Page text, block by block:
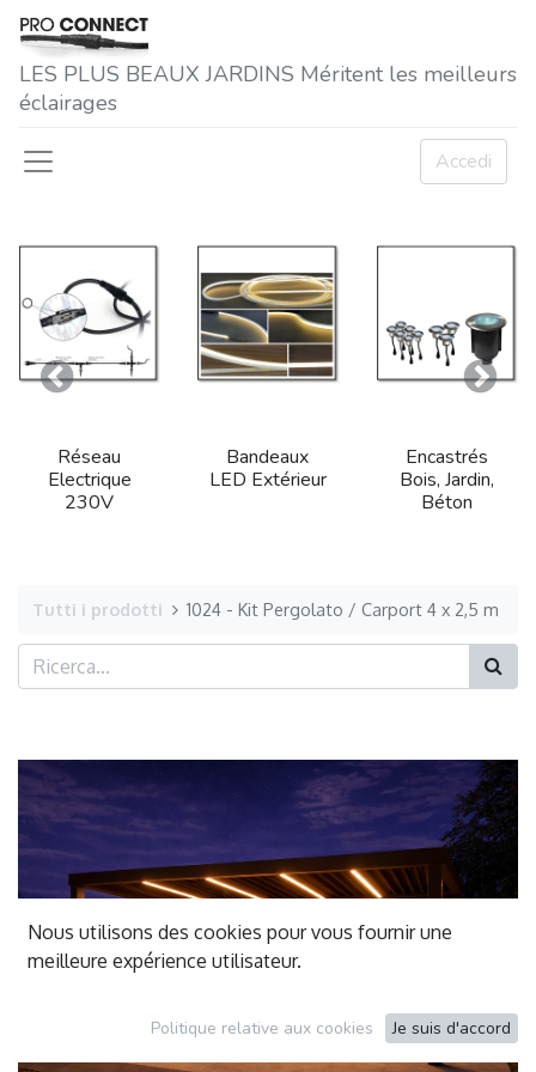
LES P​LUS BEAUX JARDINS Méritent les meilleurs
éclairages
Accedi
Réseau
Electrique
230V
Bandeaux
LED Extérieur
Encastrés
Bois, Jardin,
Béton
Precedente
Tutti i prodotti 1024 - Kit Pergolato / Carport 4 x 2,5 m
Nous utilisons des cookies pour vous fournir une
meilleure expérience utilisateur.
Politique relative aux cookies Je suis d'accord